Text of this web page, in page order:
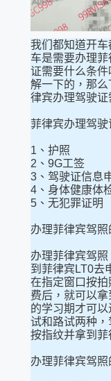
我们都知道开
车是需要办理
证需要什么条
解一下的，那
律宾办理驾驶
菲律宾办理驾
1、护照
2、9G工签
3、驾驶证信息
4、身体健康体
5、无犯罪证明
办理菲律宾驾
办理菲律宾驾
到菲律宾LT0去
在指定窗口按
费后，就可以
的学习期才可
试和路试两种
按指纹并拿到菲
办理菲律宾驾照